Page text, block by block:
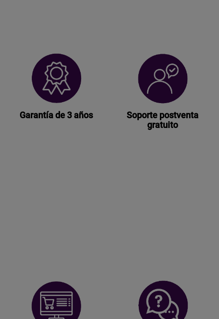
Garantía de 3 años
Soporte postventa
gratuito